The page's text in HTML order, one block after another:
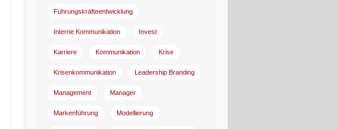
Führungskräfteentwicklung
Interne Kommunikation Invest
Karriere Kommunikation Krise
Krisenkommunikation Leadership Branding
Management Manager
Markenführung Modellierung